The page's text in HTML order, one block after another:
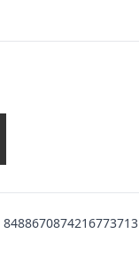
8488670874216773713